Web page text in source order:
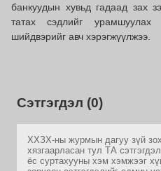
банкуудын хувьд гадаад зах
татах сэдлийг урамшуулах
шийдвэрийг авч хэрэгжүүлжээ.
Сэтгэгдэл (0)
ХХЗХ-ны журмын дагуу зүй
хязгаарласан тул ТА
ёс суртахууны хэм хэмжээг